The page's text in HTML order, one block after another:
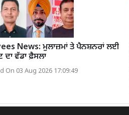
News: ਮੁਲਾਜ਼ਮਾਂ ਤੇ ਪੈਨਸ਼ਨਰਾਂ ਲਈ
ਵੱਡਾ ਫ਼ੈਸਲਾ
On 03 Aug 2026 17:09:49